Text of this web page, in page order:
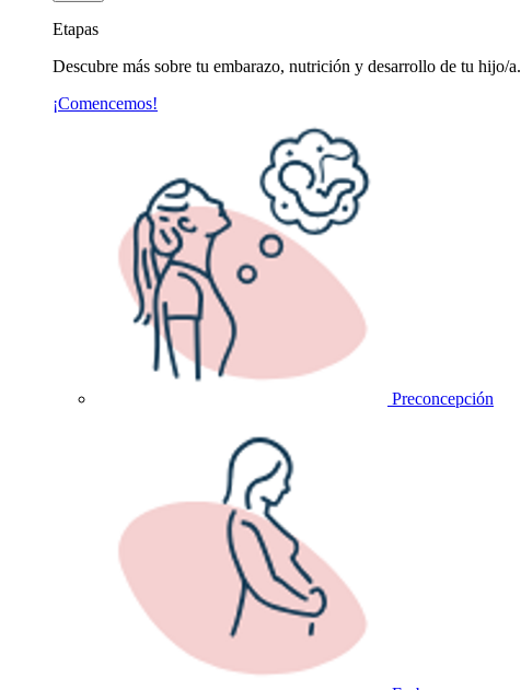
Etapas
Descubre más sobre tu embarazo, nutrición y desarrollo de tu hijo/a.
¡Comencemos!
Preconcepción